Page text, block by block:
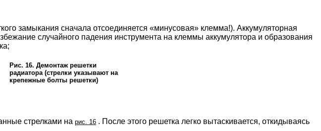
замыкания сначала отсоединяется «минусовая» клемма!). Аккумуляторная
случайного падения инструмента на клеммы аккумулятора и образования
Рис. 16. Демонтаж решетки
радиатора (стрелки указывают на
крепежные болты решетки)
стрелками на рис. 16 . После этого решетка легко вытаскивается, откидываясь